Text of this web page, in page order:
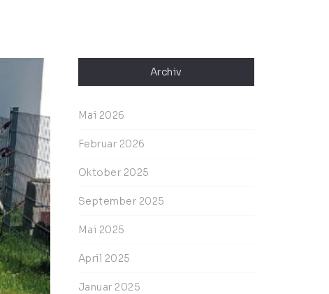
Archiv
Mai 2026
Februar 2026
Oktober 2025
September 2025
Mai 2025
April 2025
Januar 2025